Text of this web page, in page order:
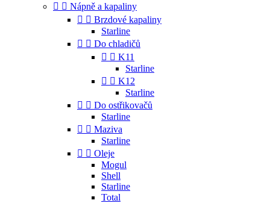
  Nápně a kapaliny
  Brzdové kapaliny
Starline
  Do chladičů
  K11
Starline
  K12
Starline
  Do ostřikovačů
Starline
  Maziva
Starline
  Oleje
Mogul
Shell
Starline
Total